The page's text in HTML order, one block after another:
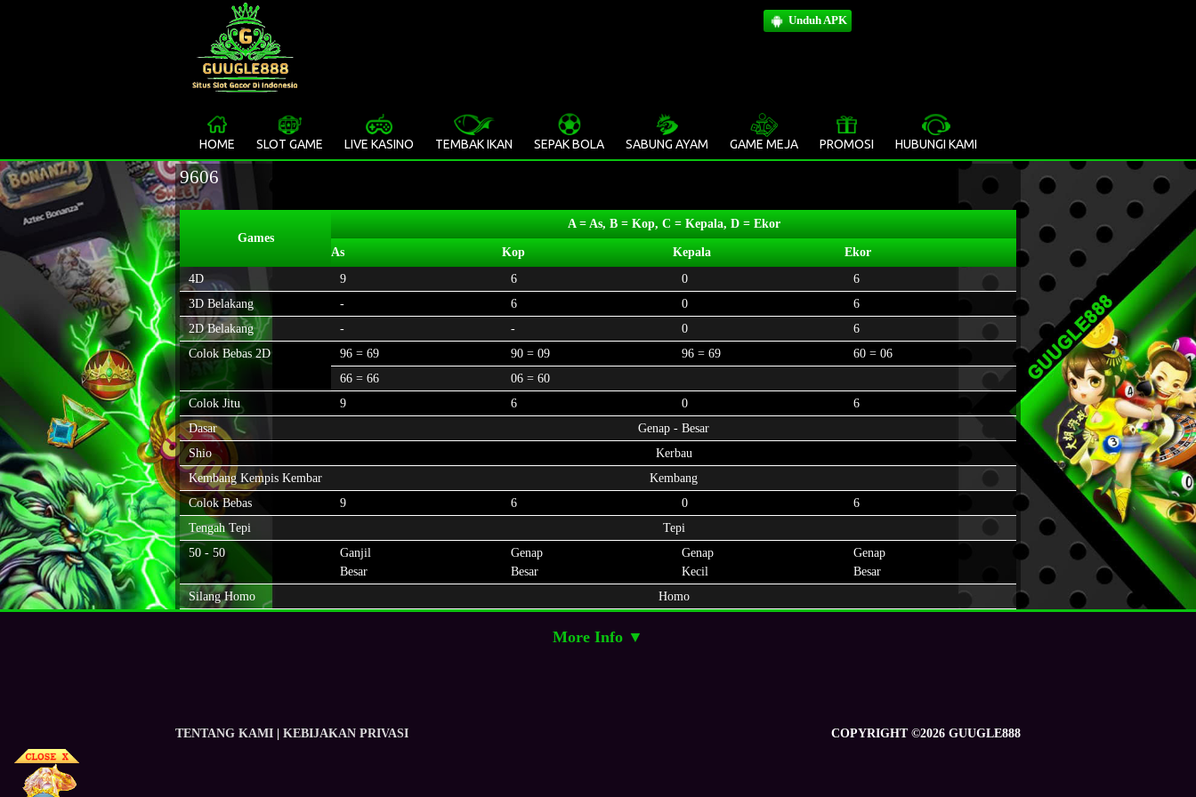
Unduh APK
HOME SLOT GAME LIVE KASINO TEMBAK IKAN SEPAK BOLA SABUNG AYAM GAME MEJA PROMOSI HUBUNGI KAMI
9606
Games
A = As, B = Kop, C = Kepala, D = Ekor
As Kop Kepala
Ekor
4D
9 6 0
6
3D Belakang
- 6 0
6
2D Belakang
- - 0
6
Colok Bebas 2D
96 = 69 90 = 09 96 = 69
60 = 06
66 = 66
06 = 60
Colok Jitu
9 6 0
6
Dasar
Genap - Besar
Shio
Kerbau
Kembang Kempis Kembar
Kembang
Colok Bebas
9 6 0
6
Tengah Tepi
Tepi
50 - 50
Ganjil
Besar
Genap
Besar
Genap
Kecil
Genap
Besar
Silang Homo
Homo
More Info ▼
TENTANG KAMI KEBIJAKAN PRIVASI COPYRIGHT ©2026 GUUGLE888